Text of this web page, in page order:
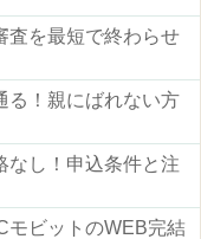
査を最短で終わらせ
る！親にばれない方
なし！申込条件と注
モビットのWEB完結